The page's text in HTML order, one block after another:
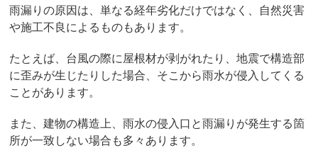
雨漏りの原因は、単なる経年劣化だけではなく、自然災害
や施工不良によるものもあります。
たとえば、台風の際に屋根材が剥がれたり、地震で構造部
に歪みが生じたりした場合、そこから雨水が侵入してくる
ことがあります。
また、建物の構造上、雨水の侵入口と雨漏りが発生する箇
所が一致しない場合も多々あります。